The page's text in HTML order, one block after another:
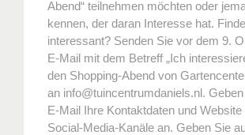
Abend“ teilnehmen möchten oder
kennen, der daran Interesse hat.
interessant? Senden Sie vor dem 9.
E-Mail mit dem Betreff „Ich
den Shopping-Abend von
an info@tuincentrumdaniels.nl.
E-Mail Ihre Kontaktdaten und Website
Social-Media-Kanäle an. Geben Sie